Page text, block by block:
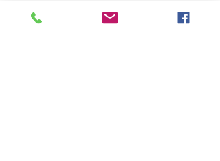
Contact